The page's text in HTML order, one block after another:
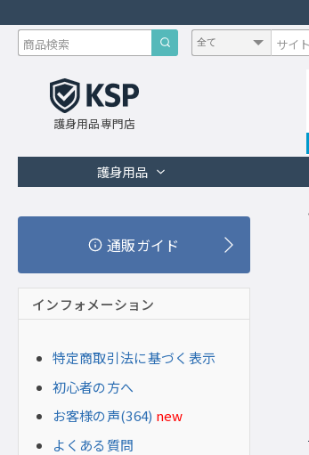
護身用品専門店
護身用品
通販ガイド
インフォメーション
特定商取引法に基づく表示
初心者の方へ
お客様の声(364) new
よくある質問